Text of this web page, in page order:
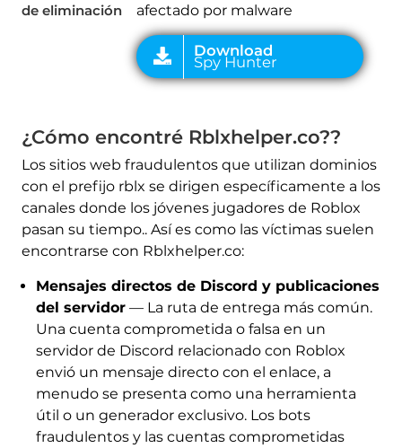
de eliminación
afectado por malware
¿Cómo encontré Rblxhelper.co??
Los sitios web fraudulentos que utilizan dominios
con el prefijo rblx se dirigen específicamente a los
canales donde los jóvenes jugadores de Roblox
pasan su tiempo.. Así es como las víctimas suelen
encontrarse con Rblxhelper.co:
Mensajes directos de Discord y publicaciones
del servidor— La ruta de entrega más común.
Una cuenta comprometida o falsa en un
servidor de Discord relacionado con Roblox
envió un mensaje directo con el enlace, a
menudo se presenta como una herramienta
útil o un generador exclusivo. Los bots
fraudulentos y las cuentas comprometidas